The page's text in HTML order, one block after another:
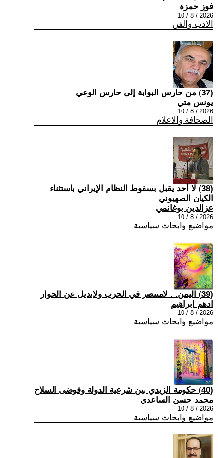
فوز حمزة
2026 / 8 / 10
الادب والفن
(37) من حارس البوابة إلى حارس الوعي
يونس متي
2026 / 8 / 10
الصحافة والاعلام
(38) لا أحد يقبل بسقوط النظام الإيراني باستثناء
الكيان الصهيوني
عزالدين بوغانمي
2026 / 8 / 10
مواضيع وابحاث سياسية
(39) اليمن. . لامنتصر في الحرب ولابديل عن الحوار
ادهم ابراهيم
2026 / 8 / 10
مواضيع وابحاث سياسية
(40) حكومة الزيدي بين شرعية الدولة وفوضى السلاح
محمد حسن الساعدي
2026 / 8 / 10
مواضيع وابحاث سياسية